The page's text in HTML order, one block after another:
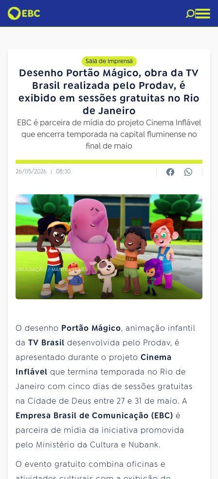
Sala de Imprensa
Desenho Portão Mágico, obra da TV
Brasil realizada pelo Prodav, é
exibido em sessões gratuitas no Rio
de Janeiro
EBC é parceira de mídia do projeto Cinema Inflável
que encerra temporada na capital fluminense no
final de maio
26/05/2026 | 08:30
DIVULGAÇÃO / MANTRA FILMES
O desenho Portão Mágico, animação infantil
da TV Brasil desenvolvida pelo Prodav, é
apresentado durante o projeto Cinema
Inflável que termina temporada no Rio de
Janeiro com cinco dias de sessões gratuitas
na Cidade de Deus entre 27 e 31 de maio. A
Empresa Brasil de Comunicação (EBC) é
parceira de mídia da iniciativa promovida
pelo Ministério da Cultura e Nubank.
O evento gratuito combina oficinas e